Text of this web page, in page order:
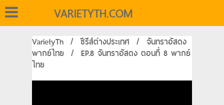
VARIETYTH.COM
VarietyTh / ซีรีส์ต่างประเทศ / จันทราอัสดง
พากย์ไทย / EP.8 จันทราอัสดง ตอนที่ 8 พากย์
ไทย